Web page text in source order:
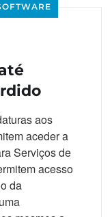
aos
aceder a
Serviços de
acesso
da